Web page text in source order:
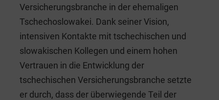
Versicherungsbranche in der ehemaligen
Tschechoslowakei. Dank seiner Vision,
intensiven Kontakte mit tschechischen und
slowakischen Kollegen und einem hohen
Vertrauen in die Entwicklung der
tschechischen Versicherungsbranche setzte
er durch, dass der überwiegende Teil der